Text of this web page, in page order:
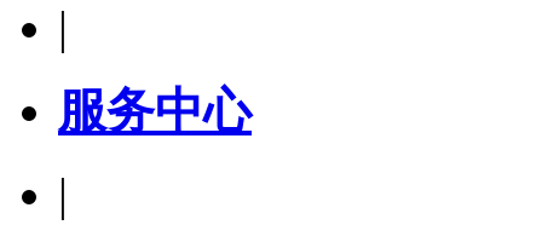
|
服务中心
|